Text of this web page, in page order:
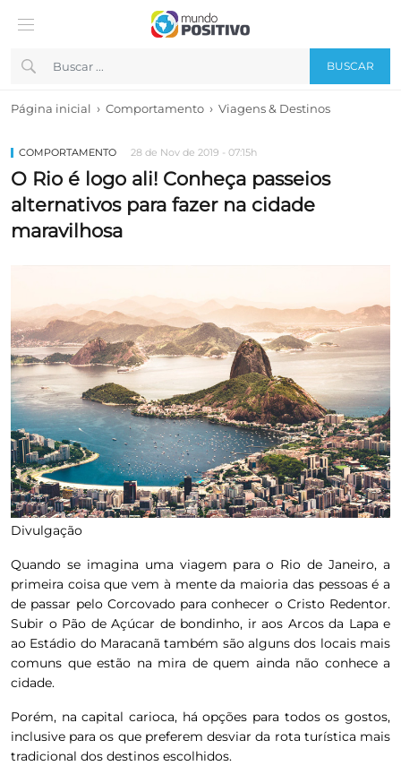
BUSCAR
Página inicial › Comportamento › Viagens & Destinos
COMPORTAMENTO 28 de Nov de 2019 - 07:15h
O Rio é logo ali! Conheça passeios
alternativos para fazer na cidade
maravilhosa
Divulgação
Quando se imagina uma viagem para o Rio de Janeiro, a
primeira coisa que vem à mente da maioria das pessoas é a
de passar pelo Corcovado para conhecer o Cristo Redentor.
Subir o Pão de Açúcar de bondinho, ir aos Arcos da Lapa e
ao Estádio do Maracanã também são alguns dos locais mais
comuns que estão na mira de quem ainda não conhece a
cidade.
Porém, na capital carioca, há opções para todos os gostos,
inclusive para os que preferem desviar da rota turística mais
tradicional dos destinos escolhidos.